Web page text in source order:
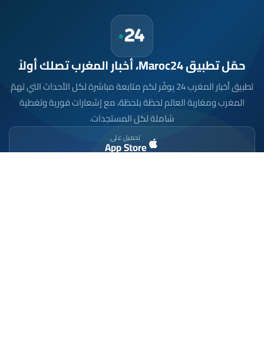
حمّل تطبيق Maroc24، أخبار المغرب تصلك أولاً
تطبيق أخبار المغرب 24 يوفّر لكم متابعة مباشرة لكل الأحداث التي تهمّ
المغرب ومغاربة العالم لحظة بلحظة، مع إشعارات فورية وتغطية
شاملة لكل المستجدات.
تحميل على
App Store